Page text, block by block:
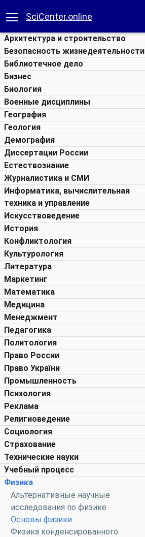
SciCenter.online
Архитектура и строительство
Безопасность жизнедеятельности
Библиотечное дело
Бизнес
Биология
Военные дисциплины
География
Геология
Демография
Диссертации России
Естествознание
Журналистика и СМИ
Информатика, вычислительная
техника и управление
Искусствоведение
История
Конфликтология
Культурология
Литература
Маркетинг
Математика
Медицина
Менеджмент
Педагогика
Политология
Право России
Право України
Промышленность
Психология
Реклама
Религиоведение
Социология
Страхование
Технические науки
Учебный процесс
Физика
Альтернативные научные
исследования по физике
Основы физики
Физика конденсированного